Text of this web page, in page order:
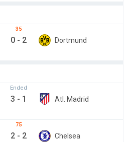
35
0 - 2 Dortmund
Ended
3 - 1 Atl. Madrid
75
2 - 2 Chelsea